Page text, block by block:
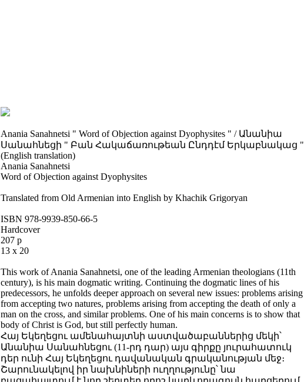
Anania Sanahnetsi " Word of Objection against Dyophysites " / Անանիա
Սանահնեցի " Բան Հակաճառութեան Ընդդէմ Երկաբնակաց "
(English translation)
Anania Sanahnetsi
Word of Objection against Dyophysites
Translated from Old Armenian into English by Khachik Grigoryan
ISBN 978-9939-850-66-5
Hardcover
207 p
13 x 20
This work of Anania Sanahnetsi, one of the leading Armenian theologians (11th
century), is his main dogmatic writing. Continuing the dogmatic lines of his
predecessors, he unfolds deeper approach on several new issues: problems arising
from accepting two natures, problems arising from accepting the death of only a
man on the cross, and similar problems. One of his main concerns is to show that
body of Christ is God, but still perfectly human.
Հայ Եկեղեցու ամենահայտնի աստվածաբաններից մեկի՝
Անանիա Սանահնեցու (11-րդ դար) այս գիրքը յուրահատուկ
դեր ունի Հայ Եկեղեցու դավանական գրականության մեջ։
Շարունակելով իր նախնիների ուղղությունը՝ նա